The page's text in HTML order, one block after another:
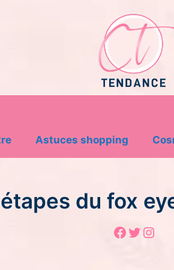
Astuces shopping
du fox
Facebook
Twitter